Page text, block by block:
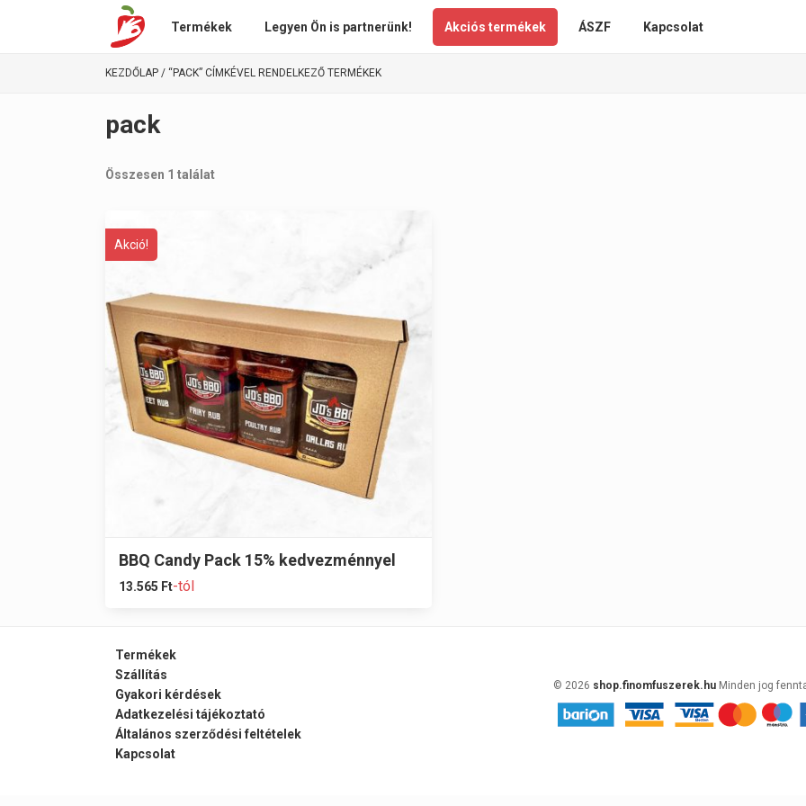
Termékek Legyen Ön is partnerünk! Akciós termékek ÁSZF Kapcsolat
KEZDŐLAP / “PACK” CÍMKÉVEL RENDELKEZŐ TERMÉKEK
pack
Összesen 1 találat
Akció!
BBQ Candy Pack 15% kedvezménnyel
13.565 Ft-tól
Termékek
Szállítás
Gyakori kérdések
Adatkezelési tájékoztató
Általános szerződési feltételek
Kapcsolat
© 2026 shop.finomfuszerek.hu Minden jog